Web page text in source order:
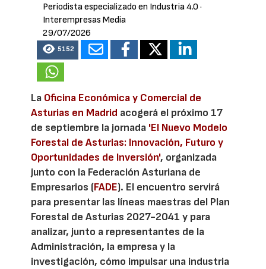
Periodista especializado en Industria 4.0 ·
Interempresas Media
29/07/2026
5152
La Oficina Económica y Comercial de
Asturias en Madrid acogerá el próximo 17
de septiembre la jornada 'El Nuevo Modelo
Forestal de Asturias: Innovación, Futuro y
Oportunidades de Inversión', organizada
junto con la Federación Asturiana de
Empresarios (FADE). El encuentro servirá
para presentar las líneas maestras del Plan
Forestal de Asturias 2027-2041 y para
analizar, junto a representantes de la
Administración, la empresa y la
investigación, cómo impulsar una industria